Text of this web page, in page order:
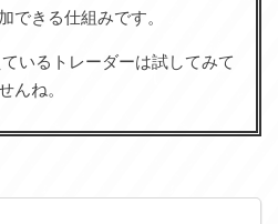
できる仕組みです。
いるトレーダーは試してみて
んね。